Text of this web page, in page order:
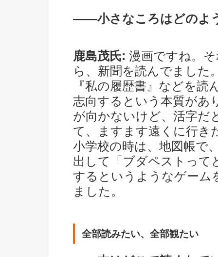
――小さなころはどのよ
鹿島茂氏: 漫画ですね。
ら、新聞を読んでました
『私の履歴書』などを
志向するという本質があ
が向かないけど、活字だ
て、ますます遠くに行き
小学校の時は、地図帳で
出して「ブダペストって
するというようなゲーム
ました。
全部読みたい、全部観たい